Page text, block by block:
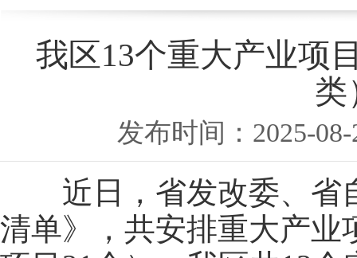
我区13个重大产业项
类
发布时间：
近日，省发改委、省自
清单》，共安排重大产业